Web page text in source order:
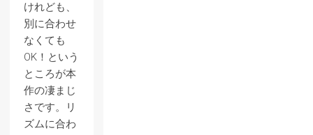
けれども、
別に合わせ
なくても
OK！という
ところが本
作の凄まじ
さです。リ
ズムに合わ